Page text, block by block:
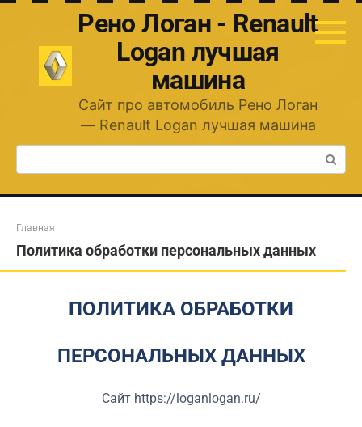
Перейти
Рено Логан - Renault
Logan лучшая
машина
Сайт про автомобиль Рено Логан
— Renault Logan лучшая машина
Поиск:
Главная
Политика обработки персональных данных
ПОЛИТИКА ОБРАБОТКИ
ПЕРСОНАЛЬНЫХ ДАННЫХ
Сайт https://loganlogan.ru/